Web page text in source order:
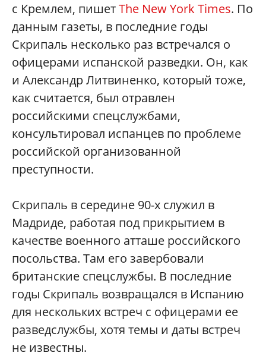
с Кремлем, пишетThe New York Times. По
данным газеты, в последние годы
Скрипаль несколько раз встречался о
офицерами испанской разведки. Он, как
и Александр Литвиненко, который тоже,
как считается, был отравлен
российскими спецслужбами,
консультировал испанцев по проблеме
российской организованной
преступности.
Скрипаль в середине 90-х служил в
Мадриде, работая под прикрытием в
качестве военного атташе российского
посольства. Там его завербовали
британские спецслужбы. В последние
годы Скрипаль возвращался в Испанию
для нескольких встреч с офицерами ее
разведслужбы, хотя темы и даты встреч
не известны.